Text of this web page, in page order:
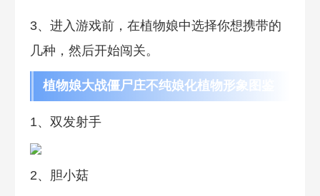
3、进入游戏前，在植物娘中选择你想携带的
几种，然后开始闯关。
植物娘大战僵尸庄不纯娘化植物形象图鉴
1、双发射手
2、胆小菇